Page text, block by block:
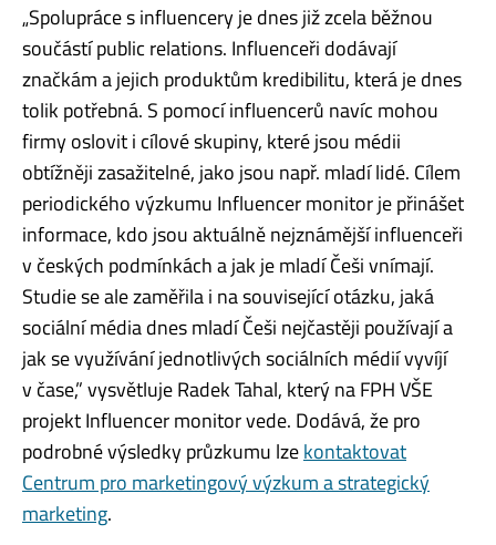
„Spolupráce s influencery je dnes již zcela běžnou
součástí public relations. Influenceři dodávají
značkám a jejich produktům kredibilitu, která je dnes
tolik potřebná. S pomocí influencerů navíc mohou
firmy oslovit i cílové skupiny, které jsou médii
obtížněji zasažitelné, jako jsou např. mladí lidé. Cílem
periodického výzkumu Influencer monitor je přinášet
informace, kdo jsou aktuálně nejznámější influenceři
v českých podmínkách a jak je mladí Češi vnímají.
Studie se ale zaměřila i na související otázku, jaká
sociální média dnes mladí Češi nejčastěji používají a
jak se využívání jednotlivých sociálních médií vyvíjí
v čase,” vysvětluje Radek Tahal, který na FPH VŠE
projekt Influencer monitor vede. Dodává, že pro
podrobné výsledky průzkumu lzekontaktovat
Centrum pro marketingový výzkum a strategický
marketing.